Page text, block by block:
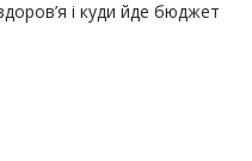
і куди йде бюджет